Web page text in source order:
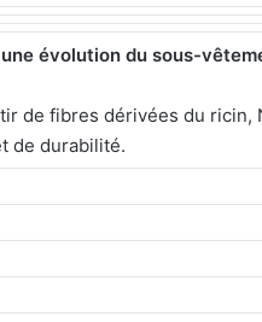
une évolution du sous-
de fibres dérivées du
de durabilité.